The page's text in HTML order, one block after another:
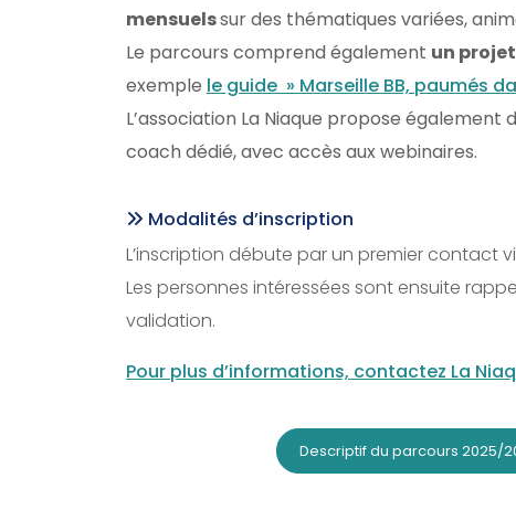
mensuelssur des thématiques variées,
Le parcours comprend également un
exemple le guide » Marseille BB, paumés
L’association La Niaque propose
coach dédié, avec accès aux webinaires.
Modalités d’inscription
L’inscription débute par un premier contact
Les personnes intéressées sont ensuite
validation.
Pour plus d’informations, contactez La
Descriptif du parcours 2025/